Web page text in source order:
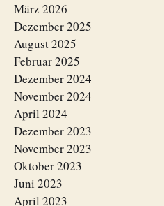
März 2026
Dezember 2025
August 2025
Februar 2025
Dezember 2024
November 2024
April 2024
Dezember 2023
November 2023
Oktober 2023
Juni 2023
April 2023